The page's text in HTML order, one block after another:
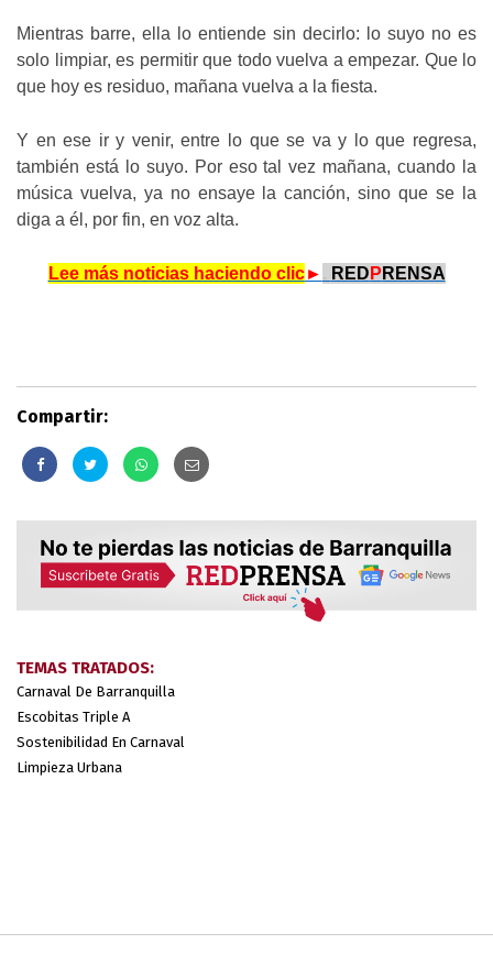
Mientras barre, ella lo entiende sin decirlo: lo suyo no es
solo limpiar, es permitir que todo vuelva a empezar. Que lo
que hoy es residuo, mañana vuelva a la fiesta.
Y en ese ir y venir, entre lo que se va y lo que regresa,
también está lo suyo. Por eso tal vez mañana, cuando la
música vuelva, ya no ensaye la canción, sino que se la
diga a él, por fin, en voz alta.
Lee más noticias haciendo clic► RED P RENSA
Compartir:
TEMAS TRATADOS:
Carnaval De Barranquilla
Escobitas Triple A
Sostenibilidad En Carnaval
Limpieza Urbana